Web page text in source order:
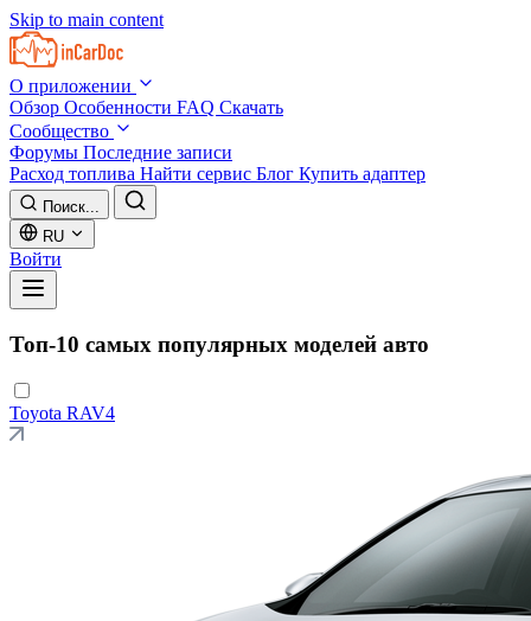
Skip to main content
О приложении
Обзор Особенности FAQ Скачать
Сообщество
Форумы Последние записи
Расход топлива Найти сервис Блог Купить адаптер
Поиск...
RU
Войти
Топ-10 самых популярных моделей авто
Toyota RAV4